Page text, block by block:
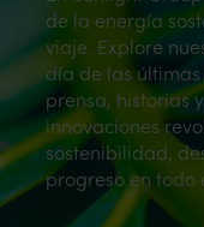
de la energía
viaje. Explore
día de las
prensa, historias
innovaciones
sostenibilidad,
progreso en todo